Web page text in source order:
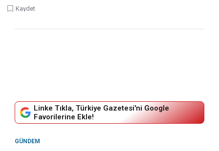
Kaydet
Linke Tıkla, Türkiye Gazetesi'ni Google
Favorilerine Ekle!
GÜNDEM